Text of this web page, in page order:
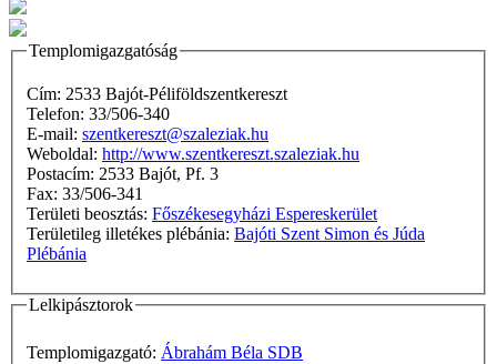
Templomigazgatóság
Cím: 2533 Bajót-Péliföldszentkereszt
Telefon: 33/506-340
E-mail: szentkereszt@szaleziak.hu
Weboldal: http://www.szentkereszt.szaleziak.hu
Postacím: 2533 Bajót, Pf. 3
Fax: 33/506-341
Területi beosztás: Főszékesegyházi Espereskerület
Területileg illetékes plébánia: Bajóti Szent Simon és Júda
Plébánia
Lelkipásztorok
Templomigazgató: Ábrahám Béla SDB